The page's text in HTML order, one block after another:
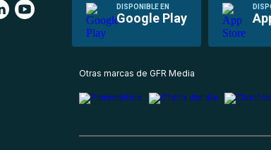
DISPONIBLE EN
Google Play
Otras marcas de GFR Media